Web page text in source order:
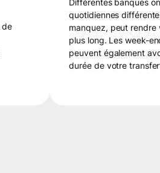
différentes banques ont des heures limites
quotidiennes
manquez, peut
plus long. Les week-
peuvent également
durée de votre